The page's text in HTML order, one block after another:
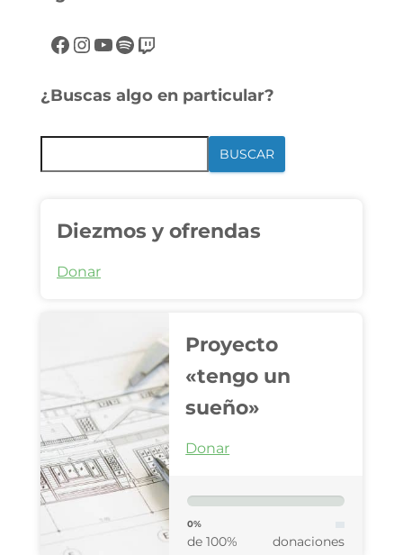
¿Buscas algo en particular?
BUSCAR
Diezmos y ofrendas
Donar
Proyecto
«tengo un
sueño»
Donar
0%
de 100% donaciones